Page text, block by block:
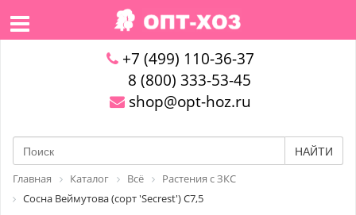
+7 (499) 110-36-37
8 (800) 333-53-45
shop@opt-hoz.ru
НАЙТИ
Главная Каталог Всё
Растения с ЗКС
Сосна Веймутова (сорт 'Secrest') С7,5